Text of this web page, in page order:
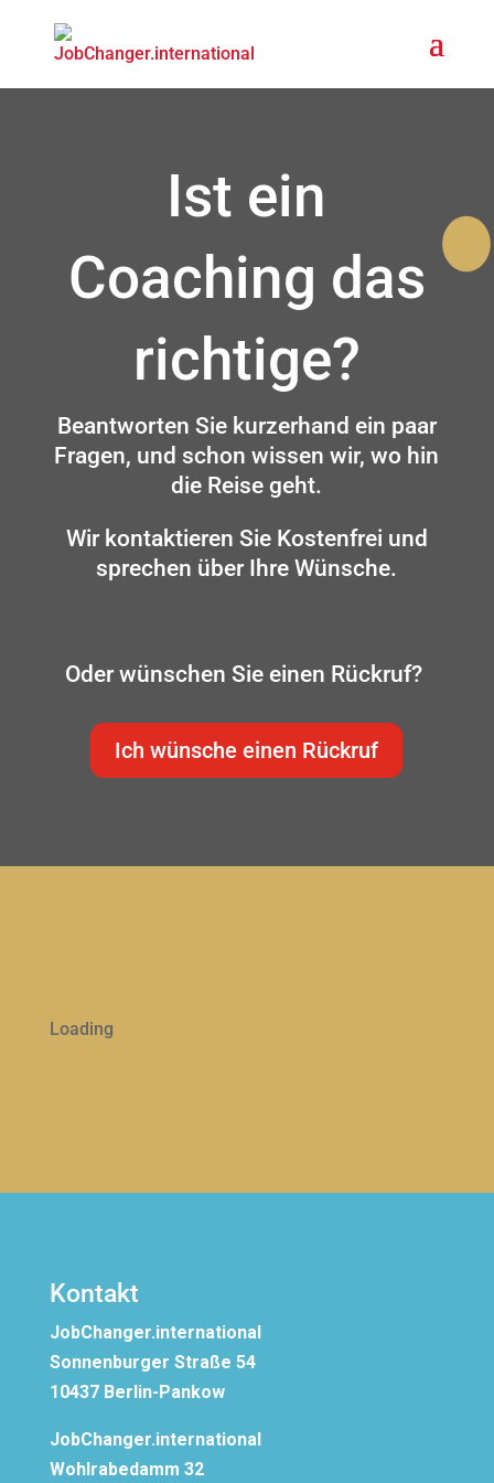
Ist ein
Coaching das
richtige?
Beantworten Sie kurzerhand ein paar
Fragen, und schon wissen wir, wo hin
die Reise geht.
Wir kontaktieren Sie Kostenfrei und
sprechen über Ihre Wünsche.
Oder wünschen Sie einen Rückruf?
Ich wünsche einen Rückruf
Loading
Kontakt
JobChanger.international
Sonnenburger Straße 54
10437 Berlin-Pankow
JobChanger.international
Wohlrabedamm 32